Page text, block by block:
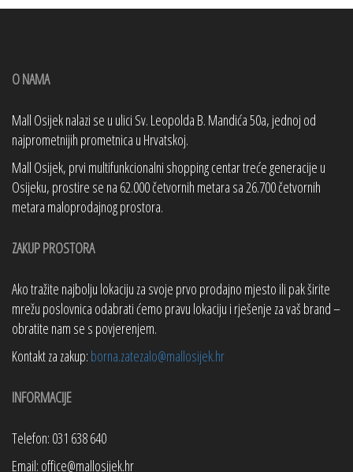
O NAMA
Mall Osijek nalazi se u ulici Sv. Leopolda B. Mandića 50a, jednoj od
najprometnijih prometnica u Hrvatskoj.
Mall Osijek, prvi multifunkcionalni shopping centar treće generacije u
Osijeku, prostire se na 62.000 četvornih metara sa 26.700 četvornih
metara maloprodajnog prostora.
ZAKUP PROSTORA
Ako tražite najbolju lokaciju za svoje prvo prodajno mjesto ili pak širite
mrežu poslovnica odabrati ćemo pravu lokaciju i rješenje za vaš brand –
obratite nam se s povjerenjem.
Kontakt za zakup: borna.zatezalo@mallosijek.hr
INFORMACIJE
Telefon: 031 638 640
Email: office@mallosijek.hr